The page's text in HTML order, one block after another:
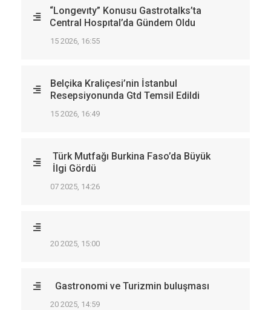
“Longevıty” Konusu Gastrotalks’ta
Central Hospıtal’da Gündem Oldu
15 2026, 16:55
Belçika Kraliçesi’nin İstanbul
Resepsiyonunda Gtd Temsil Edildi
15 2026, 16:49
Türk Mutfağı Burkina Faso’da Büyük
İlgi Gördü
07 2025, 14:26
20 2025, 15:00
Gastronomi ve Turizmin buluşması
20 2025, 14:59